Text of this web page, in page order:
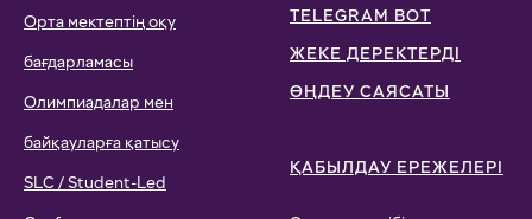
Орта мектептің оқу
бағдарламасы
Олимпиадалар мен
байқауларға қатысу
SLC / Student-Led
TELEGRAM BOT
ЖЕКЕ ДЕРЕКТЕРДІ
ӨҢДЕУ САЯСАТЫ
ҚАБЫЛДАУ ЕРЕЖЕЛЕРІ